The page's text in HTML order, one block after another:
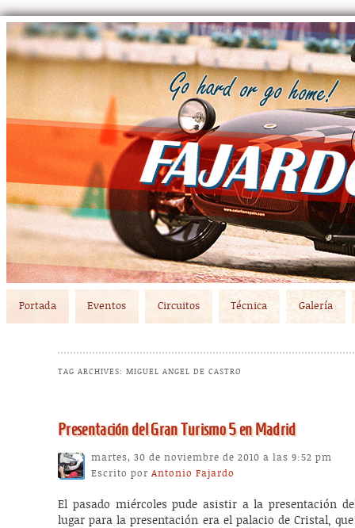
Skip to primary content
Skip to secondary content
Portada Eventos Circuitos Técnica Galería
TAG ARCHIVES:MIGUEL ANGEL DE CASTRO
Presentación del Gran Turismo 5 en Madrid
martes, 30 de noviembre de 2010 a las 9:52 pm
Escrito porAntonio Fajardo
El pasado miércoles pude asistir a la presentación
lugar para la presentación era el palacio de Cristal,